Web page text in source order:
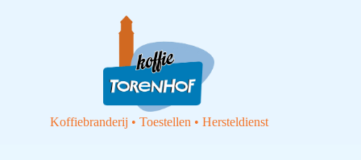
Koffiebranderij • Toestellen • Hersteldienst